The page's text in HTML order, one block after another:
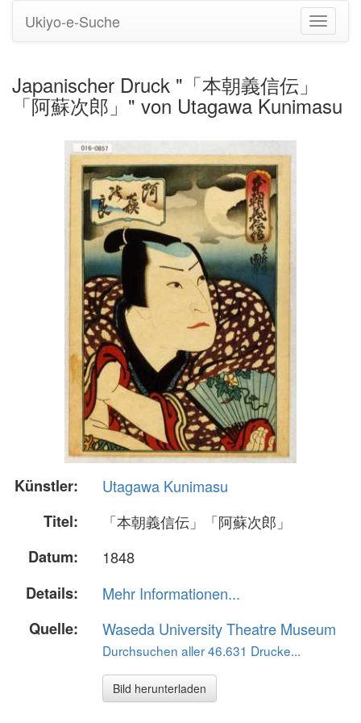
Ukiyo-e-Suche
Japanischer Druck "「本朝義信伝」
「阿蘇次郎」" von Utagawa Kunimasu
Künstler:
Utagawa Kunimasu
Titel:
「本朝義信伝」「阿蘇次郎」
Datum:
1848
Details:
Mehr Informationen...
Quelle:
Waseda University Theatre Museum
Durchsuchen aller 46.631 Drucke...
Bild herunterladen